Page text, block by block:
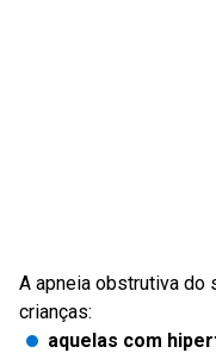
A apneia obstrutiva do
crianças:
aquelas com